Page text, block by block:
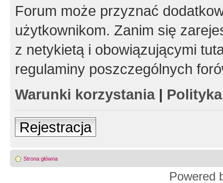
Forum może przyznać
użytkownikom. Zanim się
z netykietą i obowiązującymi
regulaminy poszczególnych
Warunki korzystania|
Rejestracja
Strona główna
Powered